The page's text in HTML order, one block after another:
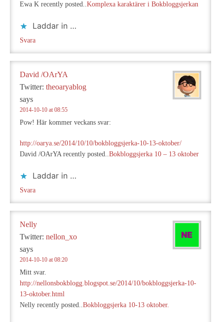
Ewa K recently posted..Komplexa karaktärer i Bokbloggsjerkan
Laddar in …
Svara
David /OArYA
Twitter: theoaryablog
says
2014-10-10 at 08:55
Pow! Här kommer veckans svar:
http://oarya.se/2014/10/10/bokbloggsjerka-10-13-oktober/
David /OArYA recently posted..Bokbloggsjerka 10 – 13 oktober
Laddar in …
Svara
Nelly
Twitter: nellon_xo
says
2014-10-10 at 08:20
Mitt svar.
http://nellonsbokblogg.blogspot.se/2014/10/bokbloggsjerka-10-
13-oktober.html
Nelly recently posted..Bokbloggsjerka 10-13 oktober.